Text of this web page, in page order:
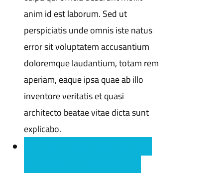
anim id est laborum. Sed ut
perspiciatis unde omnis iste natus
error sit voluptatem accusantium
doloremque laudantium, totam rem
aperiam, eaque ipsa quae ab illo
inventore veritatis et quasi
architecto beatae vitae dicta sunt
explicabo.